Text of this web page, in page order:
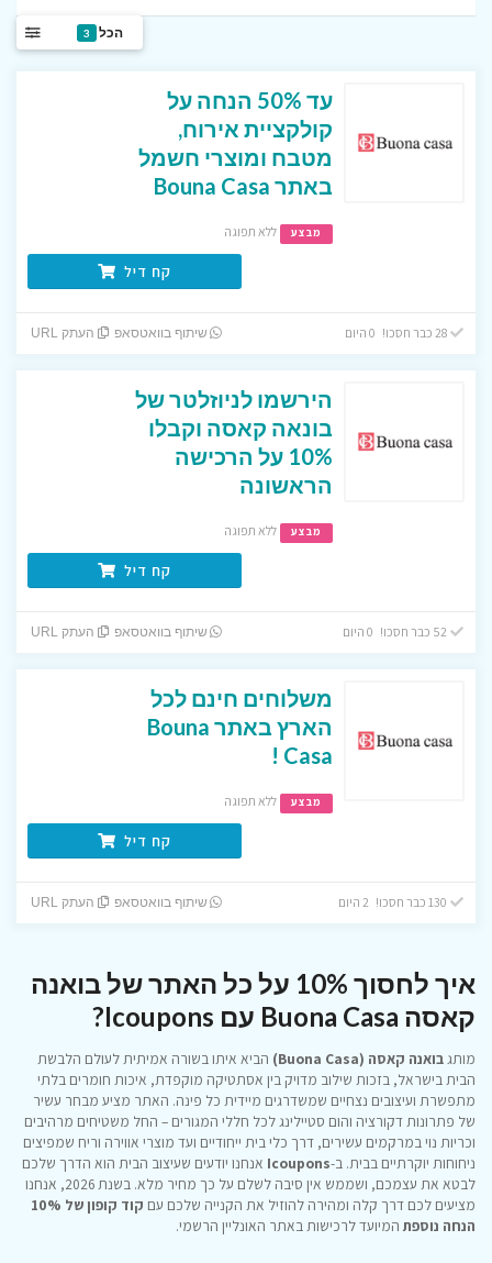
הכל 3
עד 50% הנחה על
קולקציית אירוח,
מטבח ומוצרי חשמל
באתר Bouna Casa
מבצע ללא תפוגה
קח דיל
28 כבר חסכו! 0 היום שיתוף בוואטסאפ העתק URL
הירשמו לניוזלטר של
בונאה קאסה וקבלו
10% על הרכישה
הראשונה
מבצע ללא תפוגה
קח דיל
שיתוף בוואטסאפ העתק URL
משלוחים חינם לכל
הארץ באתר Bouna
Casa !
מבצע ללא תפוגה
קח דיל
שיתוף בוואטסאפ העתק URL
איך לחסוך 10% על כל האתר של בואנה
קאסה Buona Casa עם Icoupons?
מותגבואנה קאסה (Buona Casa)
הביא איתו בשורה אמיתית לעולם הלבשת
הבית בישראל, בזכות שילוב מדויק בין אסתטיקה מוקפדת, איכות חומרים בלתי
מתפשרת ועיצובים נצחיים שמשדרגים מיידית כל פינה. האתר מציע מבחר עשיר
של פתרונות דקורציה והום סטיילינג לכל חללי המגורים – החל משטיחים מרהיבים
וכריות נוי במרקמים עשירים, דרך כלי בית ייחודיים ועד מוצרי אווירה וריח שמפיצים
ניחוחות יוקרתיים בבית. ב-Icoupons אנחנו יודעים שעיצוב הבית הוא הדרך שלכם
לבטא את עצמכם, ושממש אין סיבה לשלם על כך מחיר מלא. בשנת 2026, אנחנו
מציעים לכם דרך קלה ומהירה להוזיל את הקנייה שלכם עם
קוד קופון של 10%
הנחה נוספת המיועד לרכישות באתר האונליין הרשמי.